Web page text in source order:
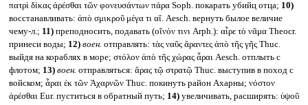
πατρὶ δίκας ἀρέσθαι τῶν φονευσάντων πάρα Soph. покарать убийц отца; 10)
восстанавливать: ἀπὸ σμικροῦ μέγα τι αἴ. Aesch. вернуть былое величие
чему-л.; 11)преподносить, подавать (οῖνόν τινι Arph.): αἶρε τὸ νᾶμα Theocr.
принеси воды; 12) воен. отправлять: τὰς ναῦς ἄραντες ἀπὸ τῆς γῆς Thuc.
выйдя на кораблях в море; στόλον ἀπὸ τῆς χώρας ἆραι Aesch. отплыть с
флотом; 13) воен. отправляться: ἄρας τῷ στρατῷ Thuc. выступив в поход с
войском; ἆραι ἐκ τῶν Ἀχαρνῶν Thuc. покинуть район Ахарны; νόστον
ἀρέσθαι Eur. пуститься в обратный путь; 14)увеличивать, расширять: ὑψοῦ